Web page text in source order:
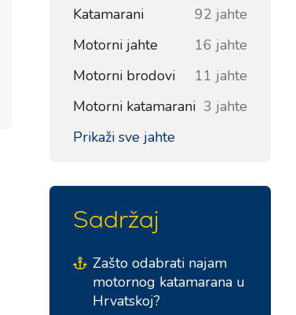
Katamarani
92 jahte
Motorni jahte
16 jahte
Motorni brodovi
11 jahte
Motorni katamarani 3 jahte
Prikaži sve jahte
Sadržaj
Zašto odabrati najam
motornog katamarana u
Hrvatskoj?